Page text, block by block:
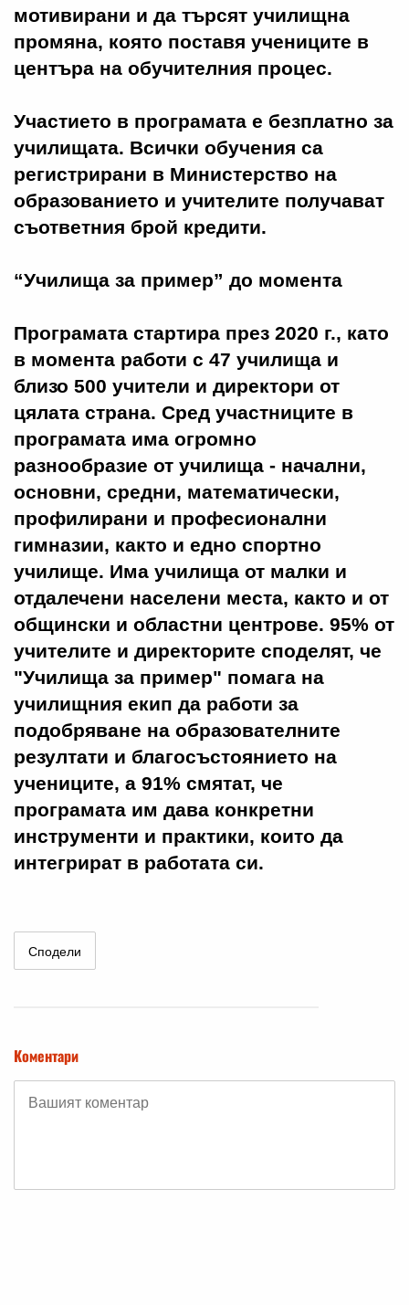
мотивирани и да търсят училищна
промяна, която поставя учениците в
центъра на обучителния процес.
Участието в програмата е безплатно за
училищата. Всички обучения са
регистрирани в Министерство на
образованието и учителите получават
съответния брой кредити.
“Училища за пример” до момента
Програмата стартира през 2020 г., като
в момента работи с 47 училища и
близо 500 учители и директори от
цялата страна. Сред участниците в
програмата има огромно
разнообразие от училища - начални,
основни, средни, математически,
профилирани и професионални
гимназии, както и едно спортно
училище. Има училища от малки и
отдалечени населени места, както и от
общински и областни центрове. 95% от
учителите и директорите споделят, че
"Училища за пример" помага на
училищния екип да работи за
подобряване на образователните
резултати и благосъстоянието на
учениците, а 91% смятат, че
програмата им дава конкретни
инструменти и практики, които да
интегрират в работата си.
Сподели
Коментари